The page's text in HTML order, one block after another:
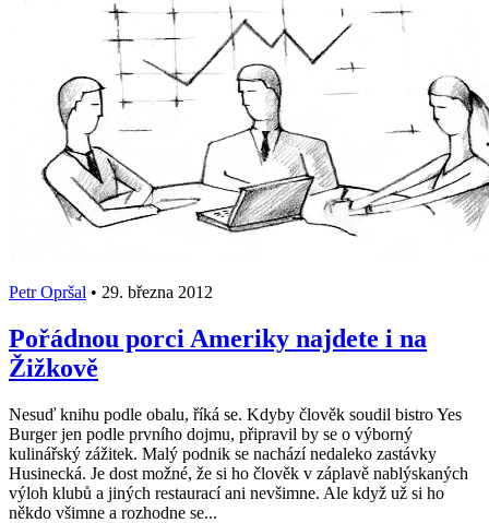
Petr Opršal • 29. března 2012
Pořádnou porci Ameriky najdete i na
Žižkově
Nesuď knihu podle obalu, říká se. Kdyby člověk soudil bistro Yes
Burger jen podle prvního dojmu, připravil by se o výborný
kulinářský zážitek. Malý podnik se nachází nedaleko zastávky
Husinecká. Je dost možné, že si ho člověk v záplavě nablýskaných
výloh klubů a jiných restaurací ani nevšimne. Ale když už si ho
někdo všimne a rozhodne se...